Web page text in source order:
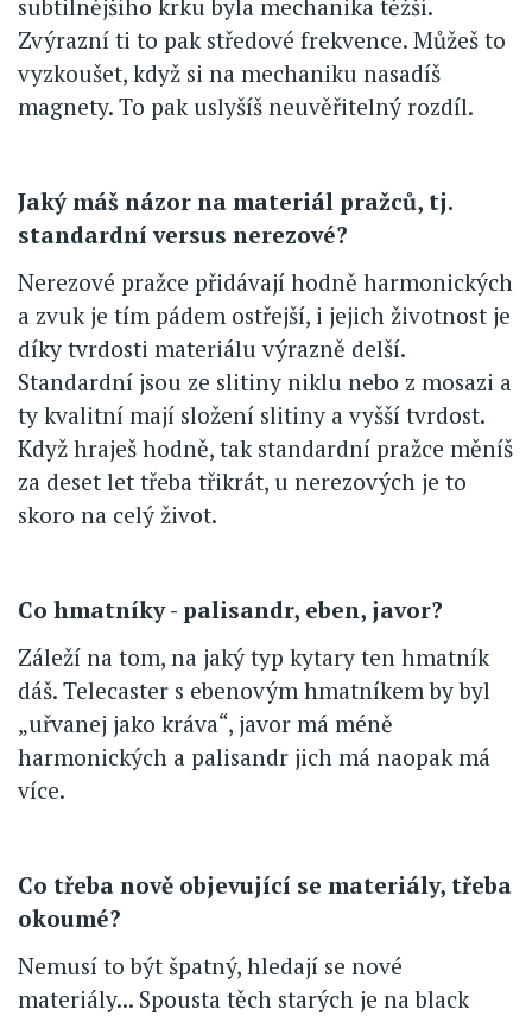
subtilnějšího krku byla mechanika těžší.
Zvýrazní ti to pak středové frekvence. Můžeš to
vyzkoušet, když si na mechaniku nasadíš
magnety. To pak uslyšíš neuvěřitelný rozdíl.
Jaký máš názor na materiál pražců, tj.
standardní versus nerezové?
Nerezové pražce přidávají hodně harmonických
a zvuk je tím pádem ostřejší, i jejich životnost je
díky tvrdosti materiálu výrazně delší.
Standardní jsou ze slitiny niklu nebo z mosazi a
ty kvalitní mají složení slitiny a vyšší tvrdost.
Když hraješ hodně, tak standardní pražce měníš
za deset let třeba třikrát, u nerezových je to
skoro na celý život.
Co hmatníky - palisandr, eben, javor?
Záleží na tom, na jaký typ kytary ten hmatník
dáš. Telecaster s ebenovým hmatníkem by byl
„uřvanej jako kráva“, javor má méně
harmonických a palisandr jich má naopak má
více.
Co třeba nově objevující se materiály, třeba
okoumé?
Nemusí to být špatný, hledají se nové
materiály... Spousta těch starých je na black